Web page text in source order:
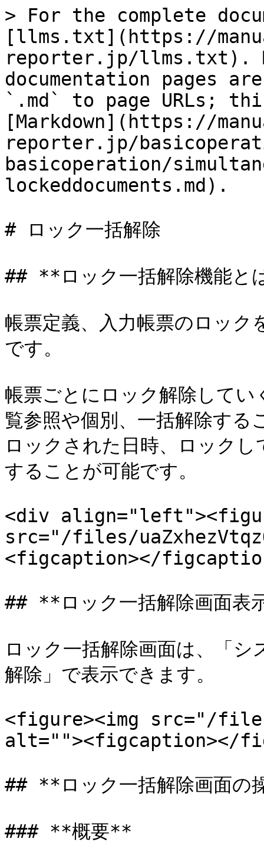
> For the complete
[llms.txt](https://
reporter.jp/llms.txt).
documentation pages
`.md` to page URLs;
[Markdown](https://
reporter.jp/
basicoperation/
lockeddocuments.md).
# ロック一括解除
## **ロック一括解除機能と
帳票定義、入力帳票のロック
です。
帳票ごとにロック解除して
覧参照や個別、一括解除す
ロックされた日時、ロック
することが可能です。
<div
src="/files/
<figcaption></
## **ロック一括解除画面表
ロック一括解除画面は、「
解除」で表示できます。
<figure><img src="/files/
alt=""><figcaption></
## **ロック一括解除画面の
### **概要**